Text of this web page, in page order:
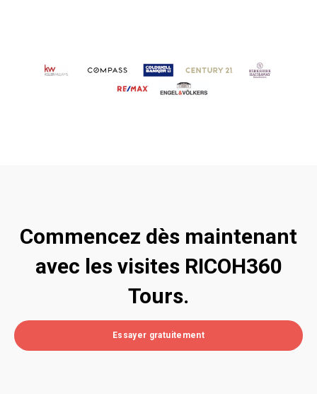
Commencez dès maintenant
avec les visites RICOH360
Tours.
Essayer gratuitement